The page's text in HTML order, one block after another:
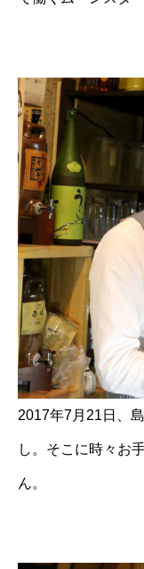
2017年7月21日、
し。そこに時々お
ん。